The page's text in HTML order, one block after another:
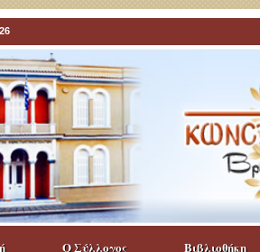
Ο Σύλλογος Βιβλιοθήκη